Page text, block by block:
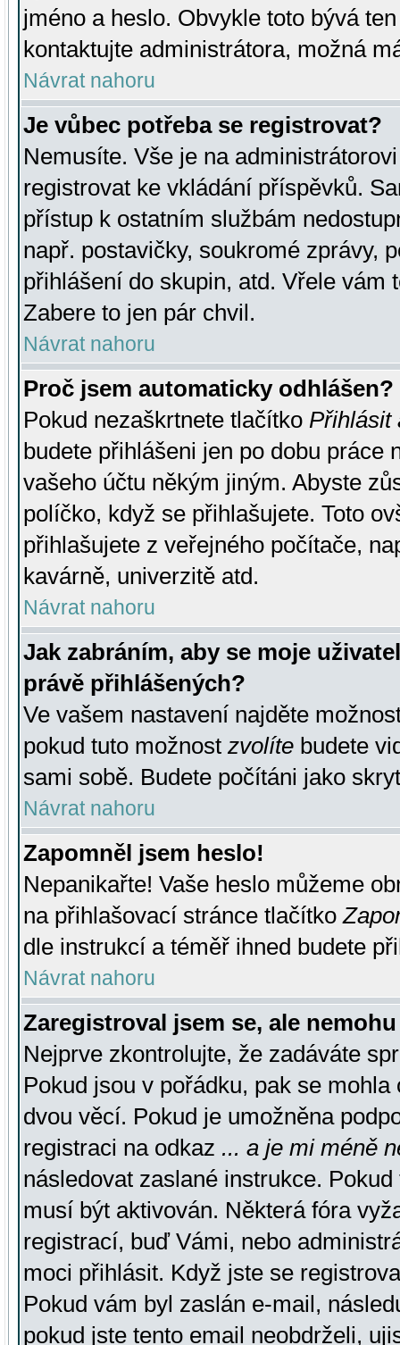
jméno a heslo. Obvykle toto bývá
kontaktujte administrátora, možná
Návrat nahoru
Je vůbec potřeba se registrovat?
Nemusíte. Vše je na
registrovat ke vkládání příspěvků.
přístup k ostatním službám
např. postavičky, soukromé zprávy,
přihlášení do skupin, atd. Vřele vám
Zabere to jen pár chvil.
Návrat nahoru
Proč jsem automaticky odhlášen?
Pokud nezaškrtnete tlačítko Přihlásit
budete přihlášeni jen po dobu práce
vašeho účtu někým jiným. Abyste
políčko, když se přihlašujete. Toto
přihlašujete z veřejného počítače,
kavárně, univerzitě atd.
Návrat nahoru
Jak zabráním, aby se moje
právě přihlášených?
Ve vašem nastavení najděte
pokud tuto možnost zvolíte budete
sami sobě. Budete počítáni jako
Návrat nahoru
Zapomněl jsem heslo!
Nepanikařte! Vaše heslo můžeme
na přihlašovací stránce tlačítko
dle instrukcí a téměř ihned budete
Návrat nahoru
Zaregistroval jsem se, ale
Nejprve zkontrolujte, že zadáváte
Pokud jsou v pořádku, pak se
dvou věcí. Pokud je umožněna
registraci na odkaz ... a je mi méně
následovat zaslané instrukce.
musí být aktivován. Některá fóra
registrací, buď Vámi, nebo
moci přihlásit. Když jste se
Pokud vám byl zaslán e-mail,
pokud jste tento email neobdrželi,